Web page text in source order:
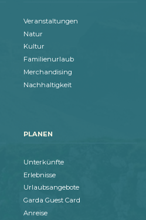
Veranstaltungen
Natur
Kultur
Familienurlaub
Merchandising
Nachhaltigkeit
PLANEN
Unterkünfte
Erlebnisse
Urlaubsangebote
Garda Guest Card
Anreise